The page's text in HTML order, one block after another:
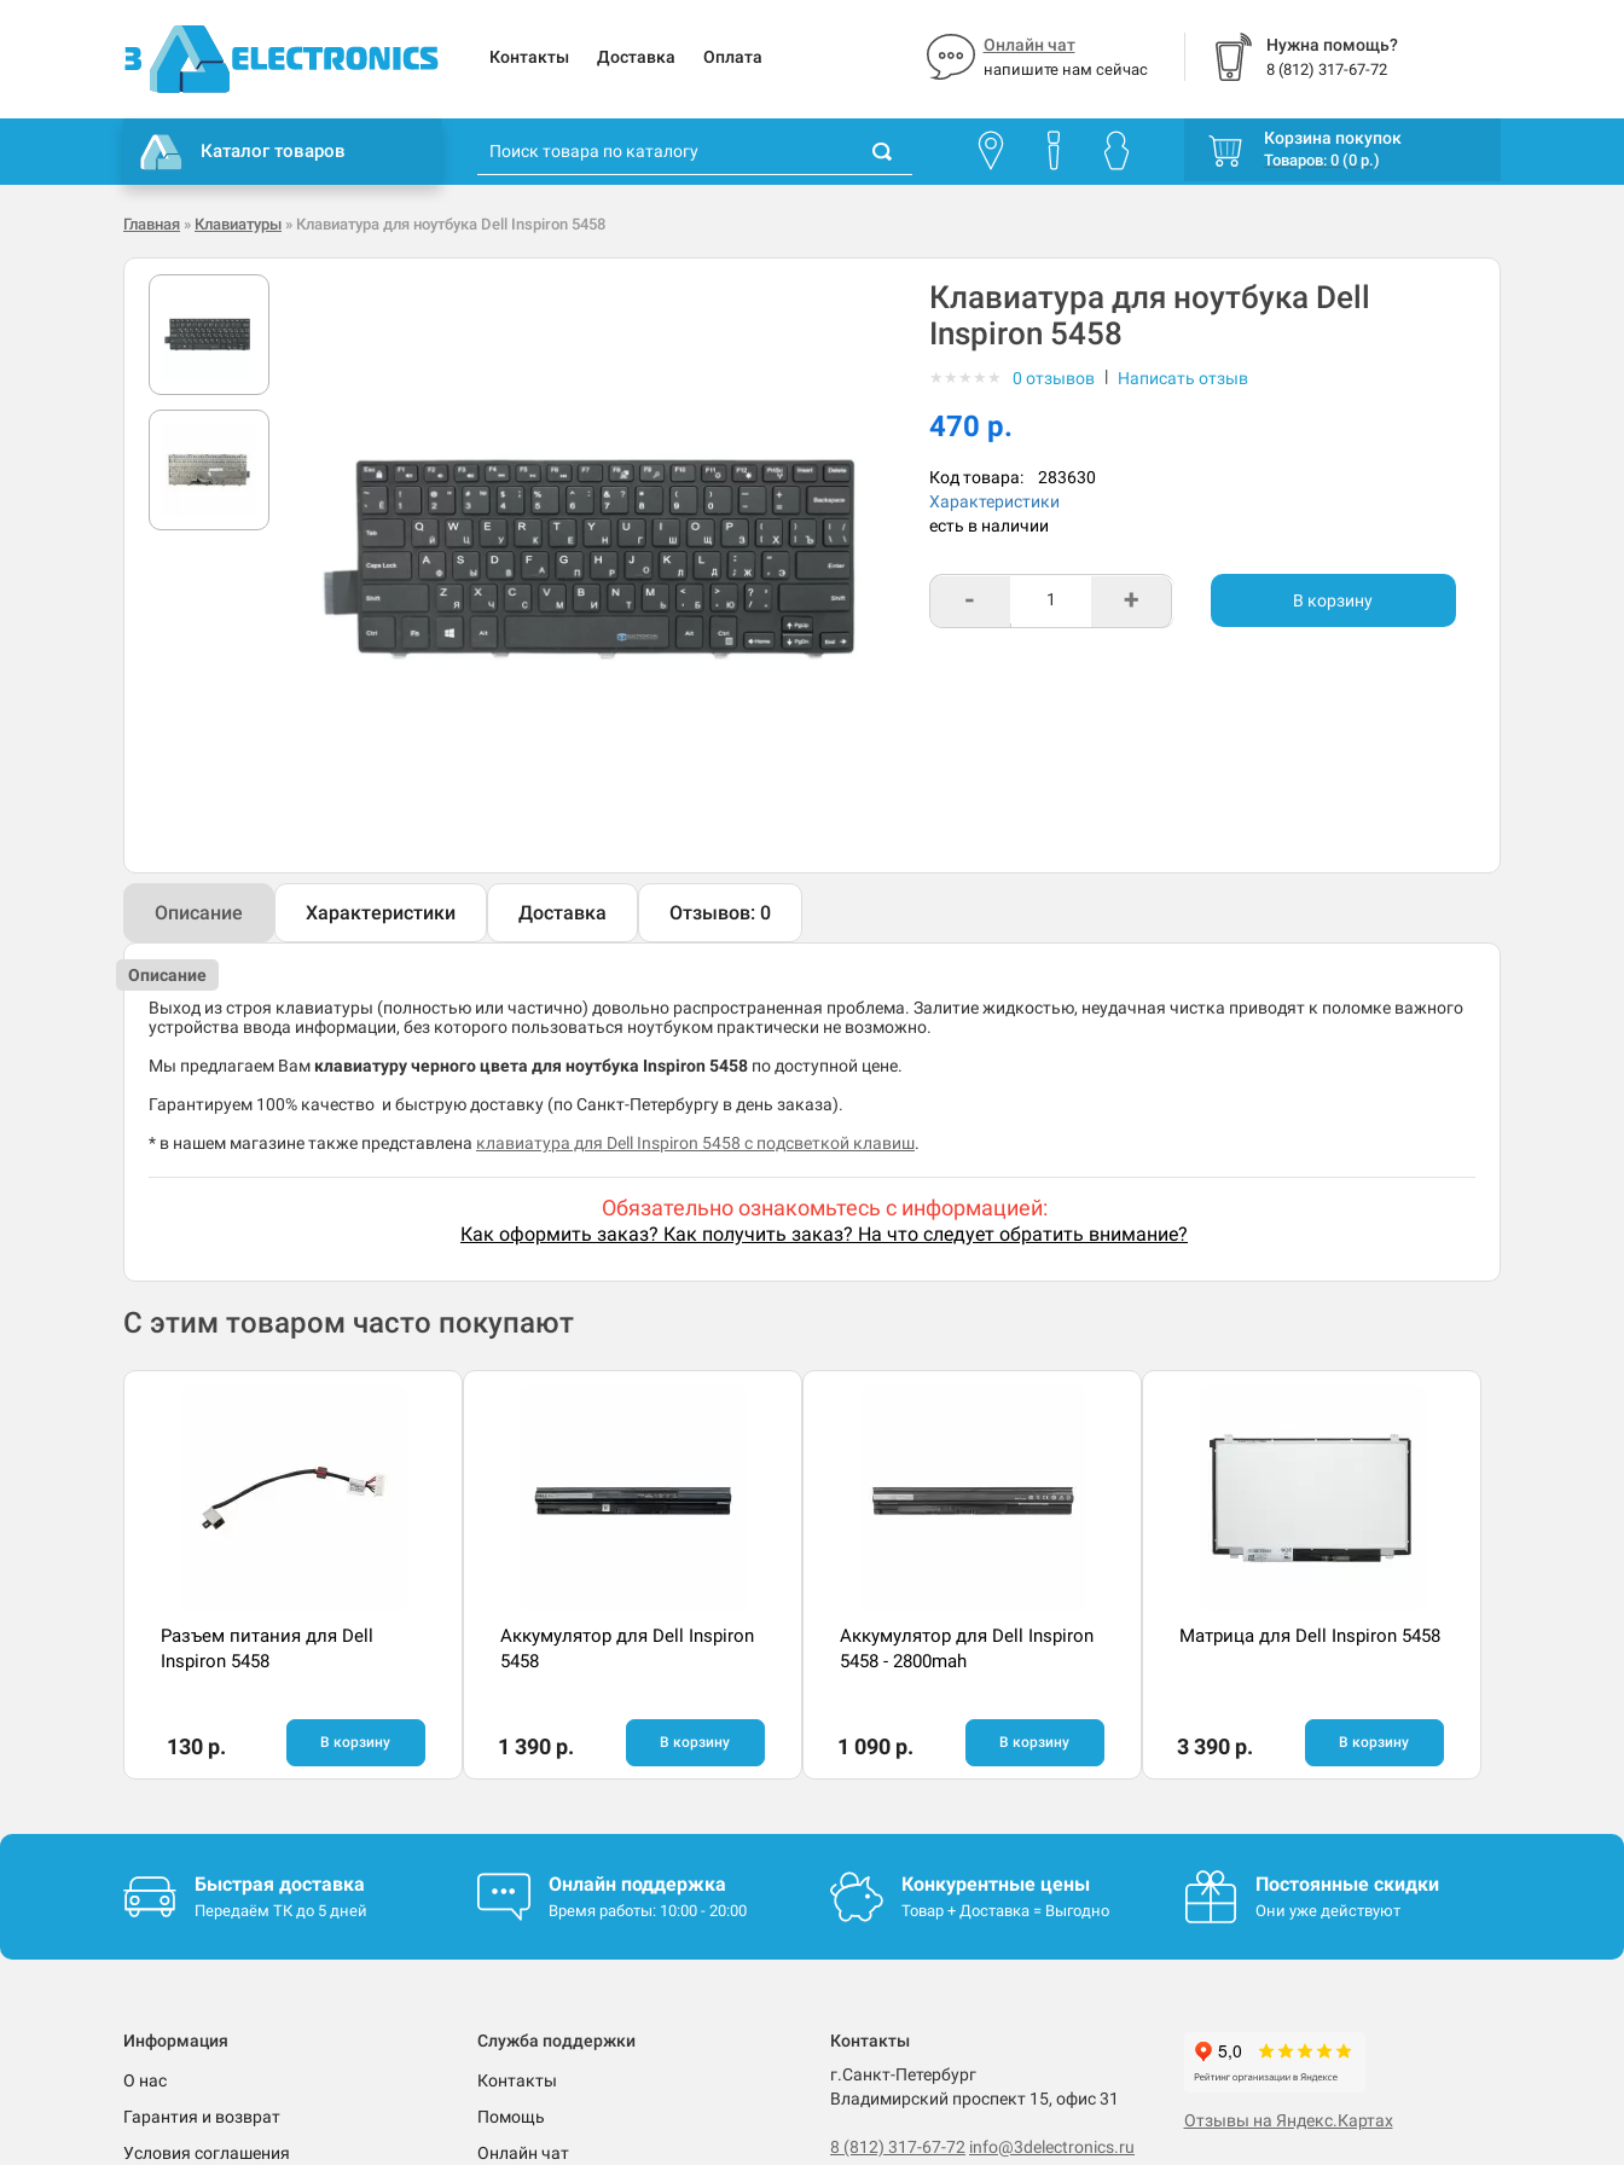
Контакты Доставка Оплата
Онлайн чат
напишите нам сейчас
Нужна помощь?
8 (812) 317-67-72
Каталог товаров
Корзина покупок
Товаров: 0 (0 р.)
Главная » Клавиатуры » Клавиатура для ноутбука Dell Inspiron 5458
Клавиатура для ноутбука Dell
Inspiron 5458
★ ★ ★ ★ ★ 0 отзывов | Написать отзыв
470 р.
Код товара: 283630
Характеристики
есть в наличии
- + В корзину
Описание Характеристики Доставка Отзывов: 0
Описание
Выход из строя клавиатуры (полностью или частично) довольно распространенная проблема. Залитие жидкостью, неудачная чистка приводят к поломке важного
устройства ввода информации, без которого пользоваться ноутбуком практически не возможно.
Мы предлагаем Вам клавиатуру черного цвета для ноутбука Inspiron 5458 по доступной цене.
​Гарантируем 100% качество и быструю доставку (по Санкт-Петербургу в день заказа).
* в нашем магазине также представлена клавиатура для Dell Inspiron 5458 с подсветкой клавиш.
Обязательно ознакомьтесь с информацией:
Как оформить заказ? Как получить заказ? На что следует обратить внимание?
С этим товаром часто покупают
Разъем питания для Dell
Inspiron 5458
130 р. В корзину
Аккумулятор для Dell Inspiron
5458
1 390 р. В корзину
Аккумулятор для Dell Inspiron
5458 - 2800mah
1 090 р. В корзину
Матрица для Dell Inspiron 5458
3 390 р. В корзину
Быстрая доставка
Передаём ТК до 5 дней
Онлайн поддержка
Время работы: 10:00 - 20:00
Конкурентные цены
Товар + Доставка = Выгодно
Постоянные скидки
Они уже действуют
Информация
О нас
Гарантия и возврат
Условия соглашения
Служба поддержки
Контакты
Помощь
Онлайн чат
Контакты
г.Санкт-Петербург
Владимирский проспект 15, офис 31
8 (812) 317-67-72 info@3delectronics.ru
Отзывы на Яндекс.Картах